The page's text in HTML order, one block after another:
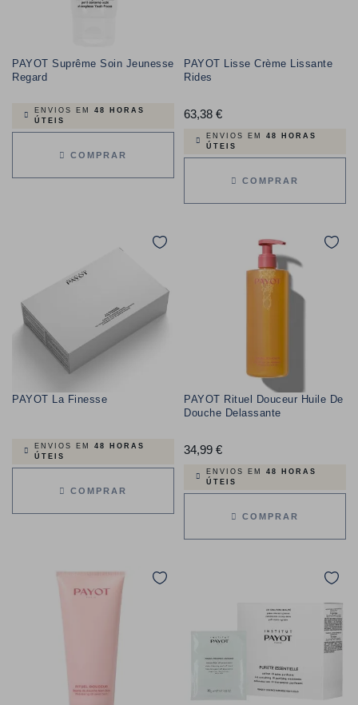
PAYOT Suprême Soin Jeunesse
Regard
ENVIOS EM 48 HORAS
ÚTEIS
COMPRAR
PAYOT Lisse Crème Lissante
Rides
63,38 €Preço
ENVIOS EM 48 HORAS
ÚTEIS
COMPRAR
PAYOT La Finesse
ENVIOS EM 48 HORAS
ÚTEIS
COMPRAR
PAYOT Rituel Douceur Huile De
Douche Delassante
34,99 €Preço
ENVIOS EM 48 HORAS
ÚTEIS
COMPRAR